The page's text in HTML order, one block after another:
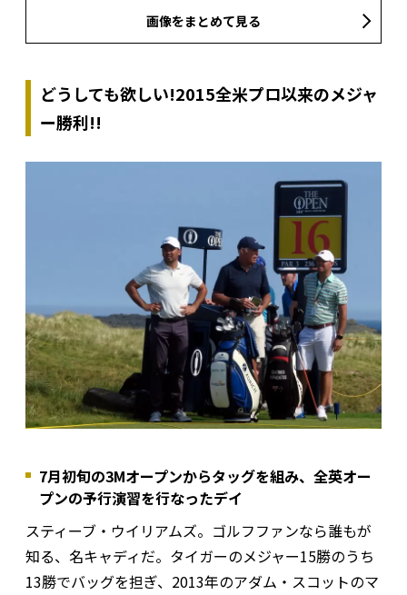
画像をまとめて見る
どうしても欲しい!2015全米プロ以来のメジャ
ー勝利!!
7月初旬の3Mオープンからタッグを組み、全英オー
プンの予行演習を行なったデイ
スティーブ・ウイリアムズ。ゴルフファンなら誰もが
知る、名キャディだ。タイガーのメジャー15勝のうち
13勝でバッグを担ぎ、2013年のアダム・スコットのマ